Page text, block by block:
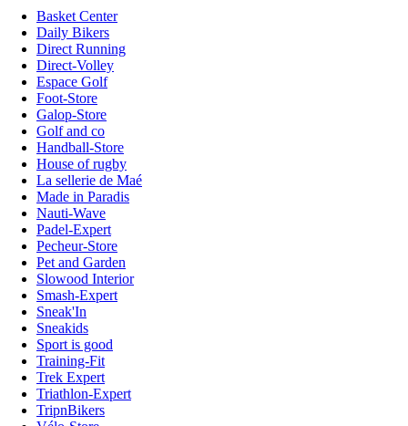
Basket Center
Daily Bikers
Direct Running
Direct-Volley
Espace Golf
Foot-Store
Galop-Store
Golf and co
Handball-Store
House of rugby
La sellerie de Maé
Made in Paradis
Nauti-Wave
Padel-Expert
Pecheur-Store
Pet and Garden
Slowood Interior
Smash-Expert
Sneak'In
Sneakids
Sport is good
Training-Fit
Trek Expert
Triathlon-Expert
TripnBikers